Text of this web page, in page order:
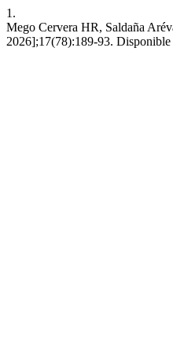
1.
Mego Cervera HR, Saldaña
2026];17(78):189-93.